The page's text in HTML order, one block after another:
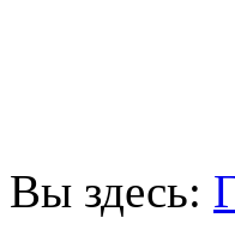
Вы здесь: